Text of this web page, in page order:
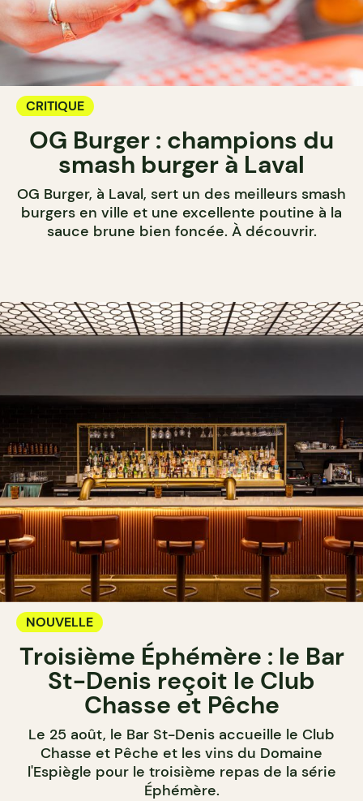
CRITIQUE
OG Burger : champions du
smash burger à Laval
OG Burger, à Laval, sert un des meilleurs smash
burgers en ville et une excellente poutine à la
sauce brune bien foncée. À découvrir.
NOUVELLE
Troisième Éphémère : le Bar
St-Denis reçoit le Club
Chasse et Pêche
Le 25 août, le Bar St-Denis accueille le Club
Chasse et Pêche et les vins du Domaine
l'Espiègle pour le troisième repas de la série
Éphémère.